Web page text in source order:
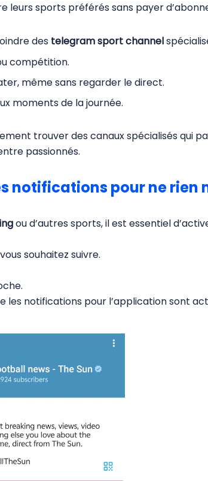
leurs sports préférés sans payer
des telegram sport channel
compétition.
même sans regarder le direct.
moments de la journée.
trouver des canaux spécialisés qui
passionnés.
notifications pour ne rien
ou d’autres sports, il est essentiel
souhaitez suivre.
les notifications pour l’application sont